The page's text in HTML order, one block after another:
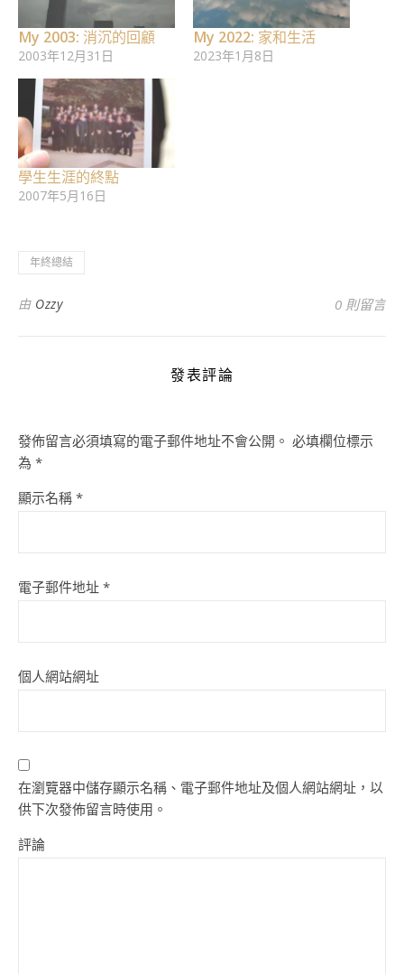
My 2003: 消沉的回顧
2003年12月31日
My 2022: 家和生活
2023年1月8日
學生生涯的終點
2007年5月16日
年終總結
由 Ozzy 0 則留言
發表評論
發佈留言必須填寫的電子郵件地址不會公開。 必填欄位標示
為 *
顯示名稱 *
電子郵件地址 *
個人網站網址
在瀏覽器中儲存顯示名稱、電子郵件地址及個人網站網址，以
供下次發佈留言時使用。
評論